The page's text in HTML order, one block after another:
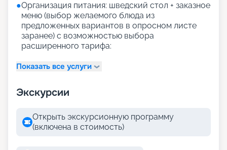
●Организация питания: шведский стол + заказное
меню (выбор желаемого блюда из
предложенных вариантов в опросном листе
заранее) с возможностью выбора
расширенного тарифа:
Показать все услуги
Экскурсии
Открыть экскурсионную программу
(включена в стоимость)